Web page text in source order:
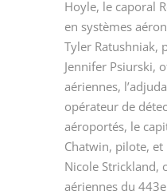
Hoyle, le caporal
en systèmes
Tyler Ratushniak,
Jennifer Psiurski,
aériennes,
opérateur de
aéroportés, le
Chatwin, pilote,
Nicole Strickland,
aériennes du